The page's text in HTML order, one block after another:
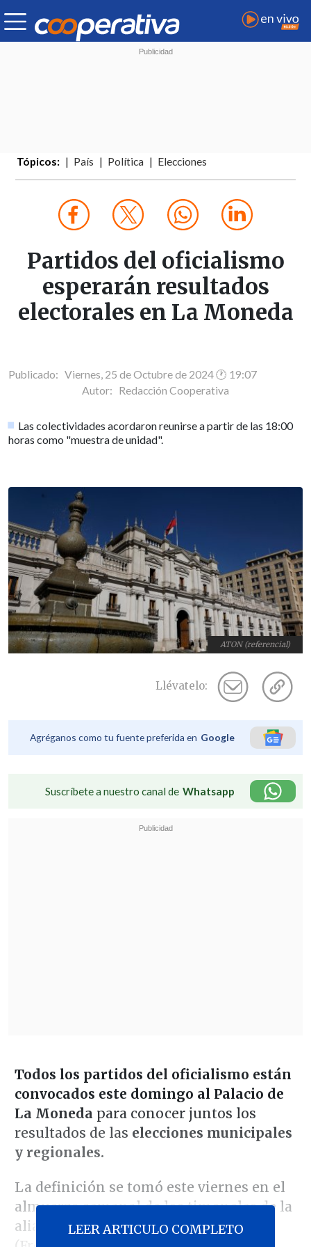
Tópicos: País Política Elecciones
Partidos del oficialismo
esperarán resultados
electorales en La Moneda
Publicado: Viernes, 25 de Octubre de 2024 🕐 19:07
Autor: Redacción Cooperativa
Las colectividades acordaron reunirse a partir de las 18:00
horas como "muestra de unidad".
ATON (referencial)
Llévatelo:
Agréganos como tu fuente preferida en Google
Suscríbete a nuestro canal de Whatsapp
Todos los partidos del oficialismo están
convocados este domingo al Palacio de
La Moneda para conocer juntos los
resultados de las elecciones municipales
y regionales.
La definición se tomó este viernes en el
almuerzo semanal de los timoneles de la
alianza gobernante conMiguel Crispi
LEER ARTICULO COMPLETO